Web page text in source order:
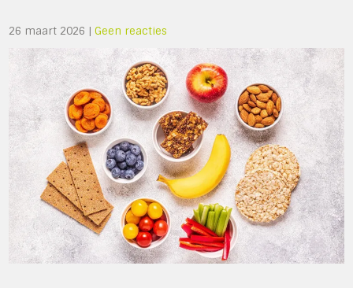
26 maart 2026 |Geen reacties